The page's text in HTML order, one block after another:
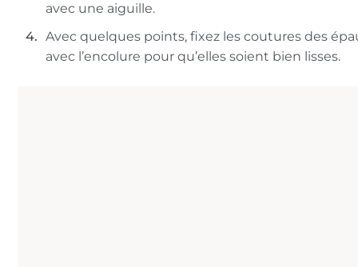
avec une aiguille.
Avec quelques points, fixez les coutures des
avec l’encolure pour qu’elles soient bien lisses.